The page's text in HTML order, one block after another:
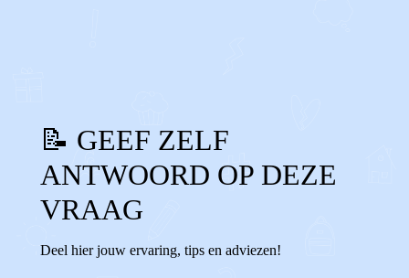
📝 GEEF ZELF
ANTWOORD OP DEZE
VRAAG
Deel hier jouw ervaring, tips en adviezen!